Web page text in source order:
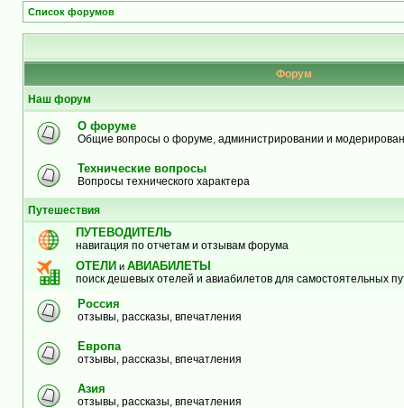
Список форумов
Форум
Наш форум
О форуме
Общие вопросы о форуме, администрировании и
Технические вопросы
Вопросы технического характера
Путешествия
ПУТЕВОДИТЕЛЬ
навигация по отчетам и отзывам форума
ОТЕЛИ и АВИАБИЛЕТЫ
поиск дешевых отелей и авиабилетов для самостоятельных
Россия
отзывы, рассказы, впечатления
Европа
отзывы, рассказы, впечатления
Азия
отзывы, рассказы, впечатления